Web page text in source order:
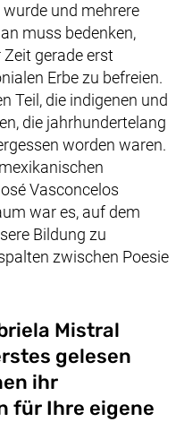
und mehrere
muss bedenken,
gerade erst
Erbe zu befreien.
Teil, die indigenen und
die jahrhundertelang
worden waren.
Vasconcelos
war es, auf dem
Bildung zu
zwischen Poesie
Mistral
gelesen
ihr
für Ihre eigene